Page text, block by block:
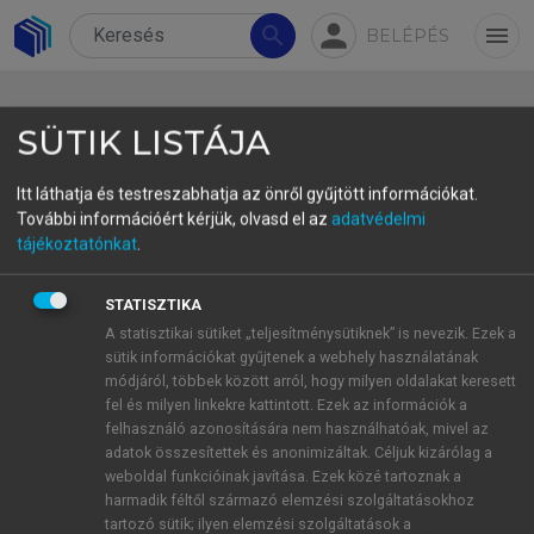
search person BELÉPÉS menu
Általános rövidítésjegyzék
abl./abl = ablativus
acc./acc = accusativus
act./act = activum
ad loc. = ad locum
adv. = adverbium
aor = aoristos
art = articulus (névelő)
def = definitus (határozott)
SÜTIK LISTÁJA
Itt láthatja és testreszabhatja az önről gyűjtött információkat.
További információért kérjük, olvasd el az adatvédelmi
tájékoztatónkat.
STATISZTIKA
A statisztikai sütiket „teljesítménysütiknek” is nevezik. Ezek a
sütik információkat gyűjtenek a webhely használatának
módjáról, többek között arról, hogy milyen oldalakat keresett
fel és milyen linkekre kattintott. Ezek az információk a
felhasználó azonosítására nem használhatóak, mivel az
adatok összesítettek és anonimizáltak. Céljuk kizárólag a
weboldal funkcióinak javítása. Ezek közé tartoznak a
harmadik féltől származó elemzési szolgáltatásokhoz
tartozó sütik; ilyen elemzési szolgáltatások a